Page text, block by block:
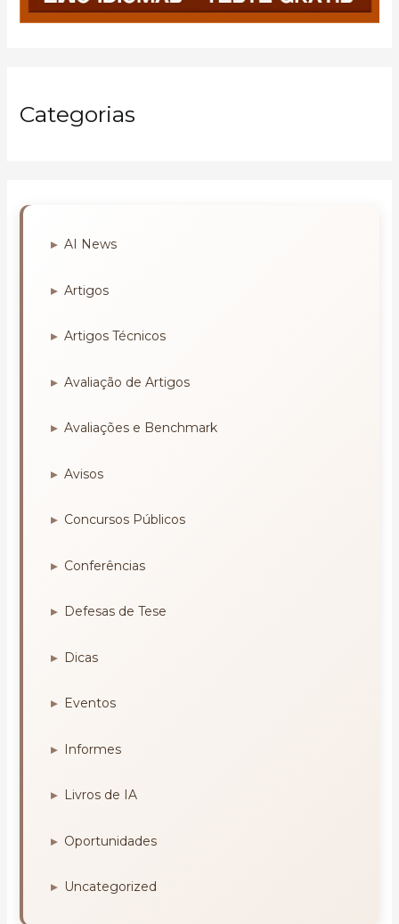
Categorias
AI News
Artigos
Artigos Técnicos
Avaliação de Artigos
Avaliações e Benchmark
Avisos
Concursos Públicos
Conferências
Defesas de Tese
Dicas
Eventos
Informes
Livros de IA
Oportunidades
Uncategorized